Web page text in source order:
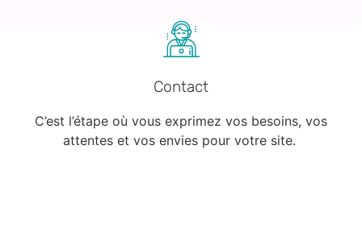
Contact
C’est l’étape où vous exprimez vos besoins, vos
attentes et vos envies pour votre site.